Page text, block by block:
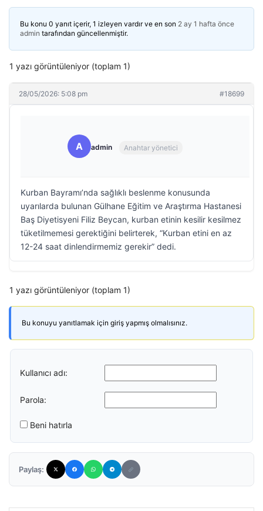
Bu konu 0 yanıt içerir, 1 izleyen vardır ve en son 2 ay 1 hafta önce
admin tarafından güncellenmiştir.
1 yazı görüntüleniyor (toplam 1)
28/05/2026: 5:08 pm #18699
A admin Anahtar yönetici
Kurban Bayramı’nda sağlıklı beslenme konusunda
uyarılarda bulunan Gülhane Eğitim ve Araştırma Hastanesi
Baş Diyetisyeni Filiz Beycan, kurban etinin kesilir kesilmez
tüketilmemesi gerektiğini belirterek, “Kurban etini en az
12-24 saat dinlendirmemiz gerekir” dedi.
1 yazı görüntüleniyor (toplam 1)
Bu konuyu yanıtlamak için giriş yapmış olmalısınız.
Kullanıcı adı:
Parola:
Beni hatırla
Paylaş: